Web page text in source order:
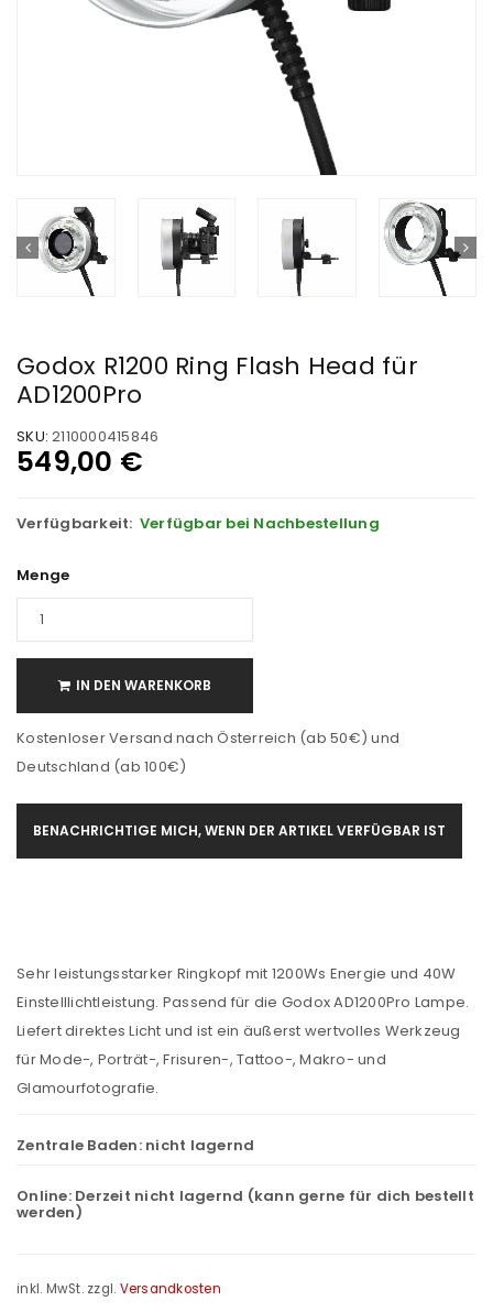
Godox R1200 Ring Flash Head für
AD1200Pro
SKU: 2110000415846
549,00 €
Verfügbarkeit: Verfügbar bei Nachbestellung
Menge
IN DEN WARENKORB
Kostenloser Versand nach Österreich (ab 50€) und
Deutschland (ab 100€)
BENACHRICHTIGE MICH, WENN DER ARTIKEL VERFÜGBAR IST
Sehr leistungsstarker Ringkopf mit 1200Ws Energie und 40W
Einstelllichtleistung. Passend für die Godox AD1200Pro Lampe.
Liefert direktes Licht und ist ein äußerst wertvolles Werkzeug
für Mode-, Porträt-, Frisuren-, Tattoo-, Makro- und
Glamourfotografie.
Zentrale Baden: nicht lagernd
Online: Derzeit nicht lagernd (kann gerne für dich bestellt
werden)
inkl. MwSt. zzgl. Versandkosten